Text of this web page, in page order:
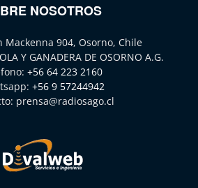
NOSOTROS
Mackenna 904, Osorno, Chile
Y GANADERA DE OSORNO A.G.
+56 64 223 2160
+56 9 57244942
prensa@radiosago.cl